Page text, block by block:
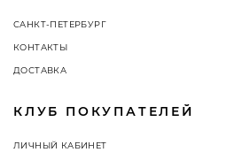
САНКТ-ПЕТЕРБУРГ
КОНТАКТЫ
ДОСТАВКА
КЛУБ ПОКУПАТЕЛЕЙ
ЛИЧНЫЙ КАБИНЕТ